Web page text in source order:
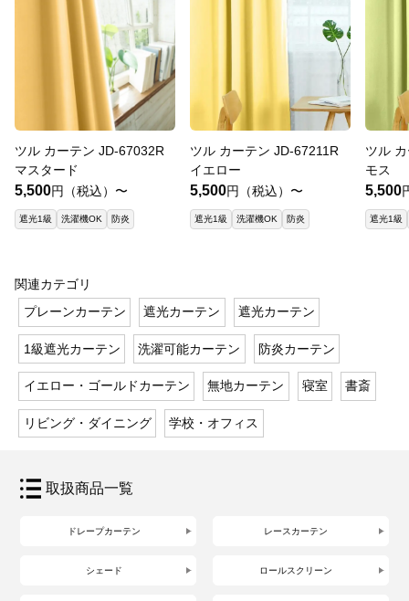
ツル カーテン JD-67032R
マスタード
5,500円（税込）〜
遮光1級 洗濯機OK 防炎
ツル カーテン JD-67211R
イエロー
5,500円（税込）〜
遮光1級 洗濯機OK 防炎
ツル
モス
5,500
遮光1級
関連カテゴリ
プレーンカーテン
遮光カーテン 遮光カーテン
1級遮光カーテン 洗濯可能カーテン 防炎カーテン
イエロー・ゴールドカーテン 無地カーテン 寝室 書斎
リビング・ダイニング 学校・オフィス
取扱商品一覧
ドレープカーテン レースカーテン
シェード ロールスクリーン